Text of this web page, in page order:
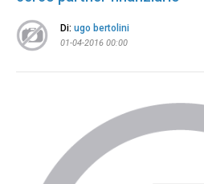
Di: ugo bertolini
01-04-2016 00:00